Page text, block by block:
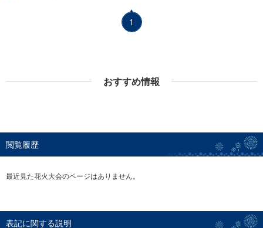
1
おすすめ情報
閲覧履歴
最近見た花火大会のページはありません。
表記に関する説明